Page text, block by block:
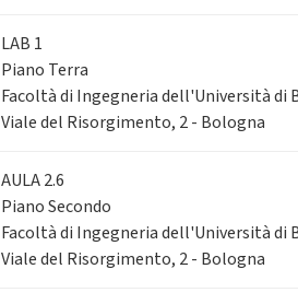
LAB 1
Piano Terra
Facoltà di Ingegneria dell'Università di
Viale del Risorgimento, 2 - Bologna
AULA 2.6
Piano Secondo
Facoltà di Ingegneria dell'Università di
Viale del Risorgimento, 2 - Bologna